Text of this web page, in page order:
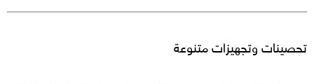
تحصينات وتجهيزات متنوعة